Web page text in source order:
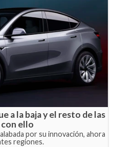
a la baja y el resto de las
ello
por su innovación, ahora
regiones.